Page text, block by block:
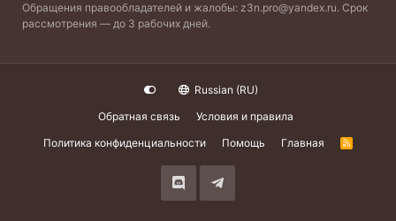
Обращения правообладателей и жалобы: z3n.pro@yandex.ru. Срок
рассмотрения — до 3 рабочих дней.
Russian (RU)
Обратная связь
Условия и правила
Политика конфиденциальности
Помощь Главная
R